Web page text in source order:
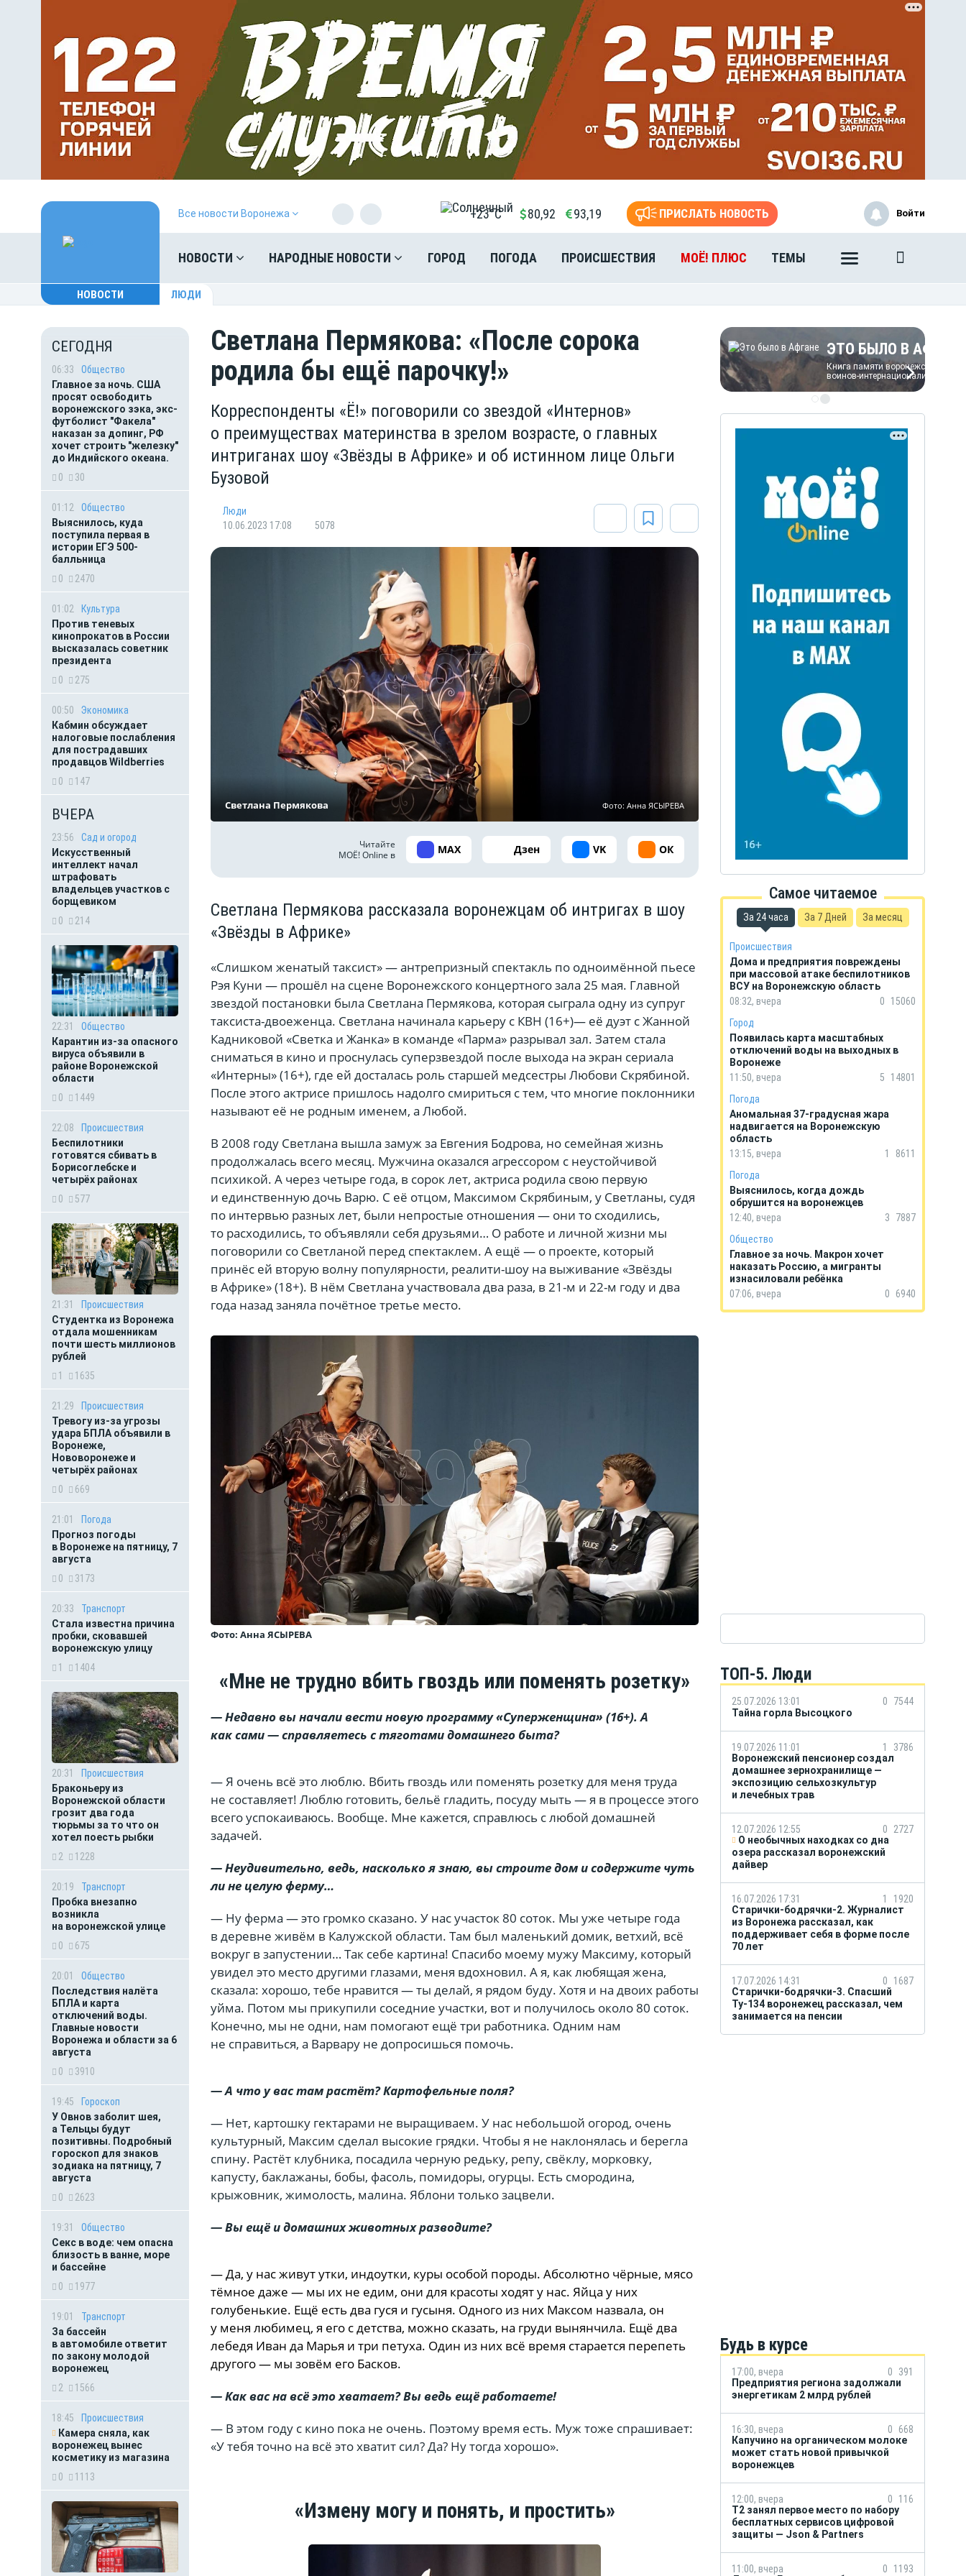
Все новости Воронежа +23°C 80,92 93,19 ПРИСЛАТЬ НОВОСТЬ
НОВОСТИ НАРОДНЫЕ НОВОСТИ ГОРОД ПОГОДА ПРОИСШЕСТВИЯ МОЁ! ПЛЮС ТЕМЫ
Войти
НОВОСТИ ЛЮДИ
СЕГОДНЯ
06:33
Общество
Главное за ночь. CША
просят освободить
воронежского зэка, экс-
футболист "Факела"
наказан за допинг, РФ
хочет строить "железку"
до Индийского океана.
0
30
01:12
Общество
Выяснилось, куда
поступила первая в
истории ЕГЭ 500-
балльница
0
2470
01:02
Культура
Против теневых
кинопрокатов в России
высказалась советник
президента
0
275
00:50
Экономика
Кабмин обсуждает
налоговые послабления
для пострадавших
продавцов Wildberries
0
147
ВЧЕРА
23:56
Сад и огород
Искусственный
интеллект начал
штрафовать
владельцев участков с
борщевиком
0
214
22:31
Общество
Карантин из-за опасного
вируса объявили в
районе Воронежской
области
0
1449
22:08
Происшествия
Беспилотники
готовятся сбивать в
Борисоглебске и
четырёх районах
0
577
21:31
Происшествия
Студентка из Воронежа
отдала мошенникам
почти шесть миллионов
рублей
1
1635
21:29
Происшествия
Тревогу из-за угрозы
удара БПЛА объявили в
Воронеже,
Нововоронеже и
четырёх районах
0
669
21:01
Погода
Прогноз погоды
в Воронеже на пятницу, 7
августа
0
3173
20:33
Транспорт
Стала известна причина
пробки, сковавшей
воронежскую улицу
1
1404
20:31
Происшествия
Браконьеру из
Воронежской области
грозит два года
тюрьмы за то что он
хотел поесть рыбки
2
1228
20:19
Транспорт
Пробка внезапно
возникла
на воронежской улице
0
675
20:01
Общество
Последствия налёта
БПЛА и карта
отключений воды.
Главные новости
Воронежа и области за 6
августа
0
3910
19:45
Гороскоп
У Овнов заболит шея,
а Тельцы будут
позитивны. Подробный
гороскоп для знаков
зодиака на пятницу, 7
августа
0
2623
19:31
Общество
Секс в воде: чем опасна
близость в ванне, море
и бассейне
0
1977
19:01
Транспорт
За бассейн
в автомобиле ответит
по закону молодой
воронежец
2
1566
18:45
Происшествия
Камера сняла, как
воронежец вынес
косметику из магазина
0
1113
Светлана Пермякова: «После сорока
родила бы ещё парочку!»
Корреспонденты «Ё!» поговорили со звездой «Интернов»
о преимуществах материнства в зрелом возрасте, о главных
интриганах шоу «Звёзды в Африке» и об истинном лице Ольги
Бузовой
Люди
10.06.2023 17:08
5078
Светлана Пермякова Фото: Анна ЯСЫРЕВА
Читайте
МОЁ! Online в
MAX Дзен VK ОК
Светлана Пермякова рассказала воронежцам об интригах в шоу
«Звёзды в Африке»
«Слишком женатый таксист» — антрепризный спектакль по одноимённой пьесе
Рэя Куни — прошёл на сцене Воронежского концертного зала 25 мая. Главной
звездой постановки была Светлана Пермякова, которая сыграла одну из супруг
таксиста-двоеженца. Светлана начинала карьеру с КВН (16+)— её дуэт с Жанной
Кадниковой «Светка и Жанка» в команде «Парма» разрывал зал. Затем стала
сниматься в кино и проснулась суперзвездой после выхода на экран сериала
«Интерны» (16+), где ей досталась роль старшей медсестры Любови Скрябиной.
После этого актрисе пришлось надолго смириться с тем, что многие поклонники
называют её не родным именем, а Любой.
В 2008 году Светлана вышла замуж за Евгения Бодрова, но семейная жизнь
продолжалась всего месяц. Мужчина оказался агрессором с неустойчивой
психикой. А через четыре года, в сорок лет, актриса родила свою первую
и единственную дочь Варю. С её отцом, Максимом Скрябиным, у Светланы, судя
по интервью разных лет, были непростые отношения — они то сходились,
то расходились, то объявляли себя друзьями… О работе и личной жизни мы
поговорили со Светланой перед спектаклем. А ещё — о проекте, который
принёс ей вторую волну популярности, реалити-шоу на выживание «Звёзды
в Африке» (18+). В нём Светлана участвовала два раза, в 21-м и 22-м году и два
года назад заняла почётное третье место.
Фото: Анна ЯСЫРЕВА
«Мне не трудно вбить гвоздь или поменять розетку»
— Недавно вы начали вести новую программу «Суперженщина» (16+). А
как сами — справляетесь с тяготами домашнего быта?
— Я очень всё это люблю. Вбить гвоздь или поменять розетку для меня труда
не составляет! Люблю готовить, бельё гладить, посуду мыть — я в процессе этого
всего успокаиваюсь. Вообще. Мне кажется, справлюсь с любой домашней
задачей.
— Неудивительно, ведь, насколько я знаю, вы строите дом и содержите чуть
ли не целую ферму…
— Ну ферма — это громко сказано. У нас участок 80 соток. Мы уже четыре года
в деревне живём в Калужской области. Там был маленький домик, ветхий, всё
вокруг в запустении… Так себе картина! Спасибо моему мужу Максиму, который
увидел это место другими глазами, меня вдохновил. А я, как любящая жена,
сказала: хорошо, тебе нравится — ты делай, я рядом буду. Хотя и на двоих работы
уйма. Потом мы прикупили соседние участки, вот и получилось около 80 соток.
Конечно, мы не одни, нам помогают ещё три работника. Одним нам
не справиться, а Варвару не допросишься помочь.
— А что у вас там растёт? Картофельные поля?
— Нет, картошку гектарами не выращиваем. У нас небольшой огород, очень
культурный, Максим сделал высокие грядки. Чтобы я не наклонялась и берегла
спину. Растёт клубника, посадила черную редьку, репу, свёклу, морковку,
капусту, баклажаны, бобы, фасоль, помидоры, огурцы. Есть смородина,
крыжовник, жимолость, малина. Яблони только зацвели.
— Вы ещё и домашних животных разводите?
— Да, у нас живут утки, индоутки, куры особой породы. Абсолютно чёрные, мясо
тёмное даже — мы их не едим, они для красоты ходят у нас. Яйца у них
голубенькие. Ещё есть два гуся и гусыня. Одного из них Максом назвала, он
у меня любимец, я его с детства, можно сказать, на груди вынянчила. Ещё два
лебедя Иван да Марья и три петуха. Один из них всё время старается перепеть
другого — мы зовём его Басков.
— Как вас на всё это хватает? Вы ведь ещё работаете!
— В этом году с кино пока не очень. Поэтому время есть. Муж тоже спрашивает:
«У тебя точно на всё это хватит сил? Да? Ну тогда хорошо».
«Измену могу и понять, и простить»
ЭТО БЫЛО В АФГАНЕ
Книга памяти воронежских
ЭТО БЫЛО В
Книга памяти воронежских
воинов-интернационалистов
ЭТО БЫЛО В АФГАНЕ
Книга памяти воронежских
воинов-интернационалистов
Самое читаемое
За 24 часа За 7 Дней За месяц
Происшествия
Дома и предприятия повреждены
при массовой атаке беспилотников
ВСУ на Воронежскую область
08:32, вчера
0
15060
Город
Появилась карта масштабных
отключений воды на выходных в
Воронеже
11:50, вчера
5
14801
Погода
Аномальная 37-градусная жара
надвигается на Воронежскую
область
13:15, вчера
1
8611
Погода
Выяснилось, когда дождь
обрушится на воронежцев
12:40, вчера
3
7887
Общество
Главное за ночь. Макрон хочет
наказать Россию, а мигранты
изнасиловали ребёнка
07:06, вчера
0 6940
ТОП-5. Люди
25.07.2026 13:01 0
7544
Тайна горла Высоцкого
19.07.2026 11:01 1
3786
Воронежский пенсионер создал
домашнее зернохранилище —
экспозицию сельхозкультур
и лечебных трав
12.07.2026 12:55 0
2727
О необычных находках со дна
озера рассказал воронежский
дайвер
16.07.2026 17:31 1
1920
Старички-бодрячки-2. Журналист
из Воронежа рассказал, как
поддерживает себя в форме после
70 лет
17.07.2026 14:31 0
1687
Старички-бодрячки-3. Спасший
Ту-134 воронежец рассказал, чем
занимается на пенсии
Будь в курсе
17:00, вчера 0
391
Предприятия региона задолжали
энергетикам 2 млрд рублей
16:30, вчера 0
668
Капучино на органическом молоке
может стать новой привычкой
воронежцев
12:00, вчера 0
116
Т2 занял первое место по набору
бесплатных сервисов цифровой
защиты — Json & Partners
11:00, вчера 0
1193